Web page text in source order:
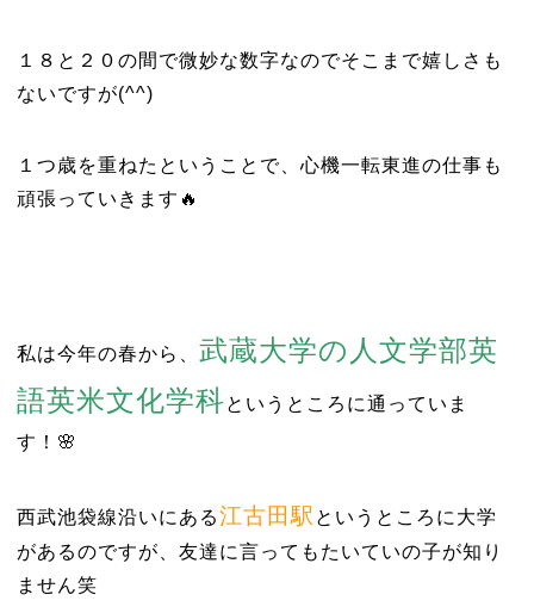
１８と２０の間で微妙な数字なのでそこまで嬉しさも
ないですが(^^)
１つ歳を重ねたということで、心機一転東進の仕事も
頑張っていきます🔥
私は今年の春から、 武蔵大学の 人文学部英
語英米文化学科というところに通っていま
す！🌸
西武池袋線沿いにある江古田駅 というところに大学
があるのですが、友達に言ってもたいていの子が知り
ません笑